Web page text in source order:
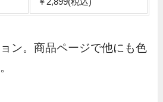
ン。商品ページで他にも色